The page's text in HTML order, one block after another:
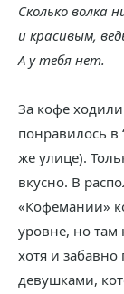
Сколько волка
и красивым,
А у тебя нет.
За кофе
понравилось в
же улице).
вкусно. В
«Кофемании»
уровне, но там
хотя и
девушками,